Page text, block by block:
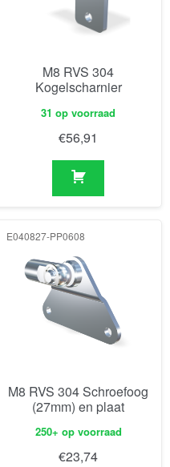
M8 RVS 304
Kogelscharnier
31 op voorraad
€56,91
E040827-PP0608
M8 RVS 304 Schroefoog
(27mm) en plaat
250+ op voorraad
€23,74